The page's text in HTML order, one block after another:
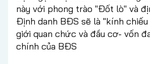
này với phong trào "Đốt lò" và
Định danh BĐS sẽ là "kính chiếu
giới quan chức và đầu cơ- vốn
chính của BĐS